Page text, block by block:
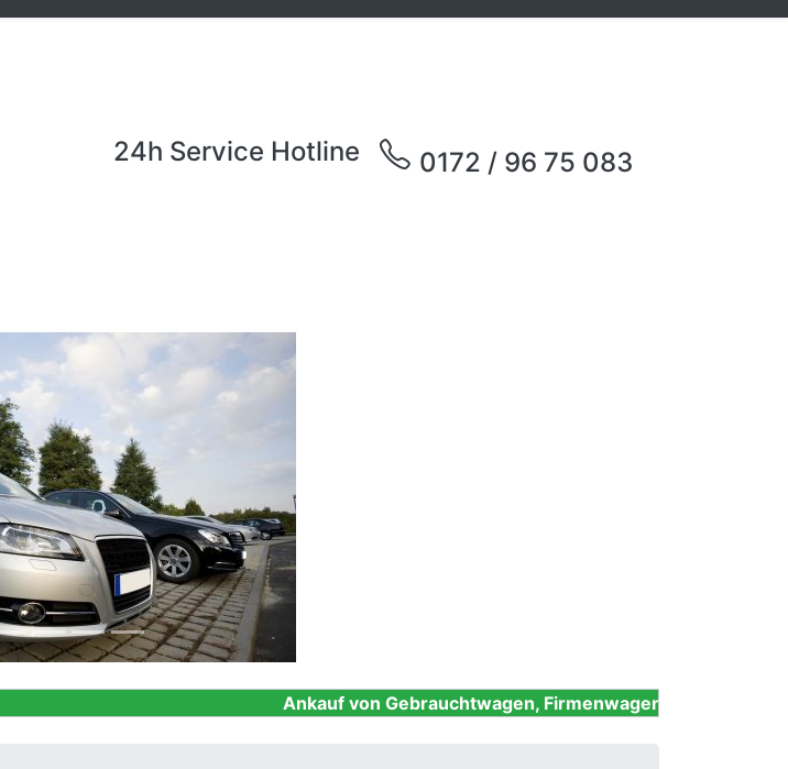
24h Service Hotline 0172 / 96 75 083
Ankauf von Gebrauchtwagen, Firmenwagen, Unfallwagen,